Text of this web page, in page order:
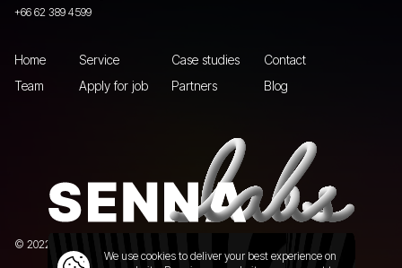
We use cookies to deliver your best experience on
+66 62 389 4599
Home Service Case studies
Contact
Team
Apply for job Partners Blog
© 2022 Senna Labs Co., Ltd.All rights reserved. |